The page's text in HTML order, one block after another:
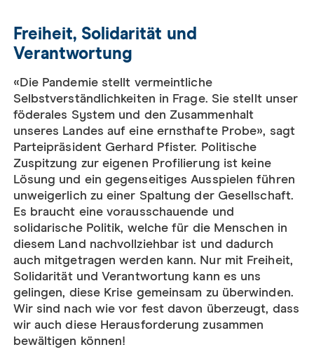
Freiheit, Solidarität und
Verantwortung
«Die Pandemie stellt vermeintliche
Selbstverständlichkeiten in Frage. Sie stellt unser
föderales System und den Zusammenhalt
unseres Landes auf eine ernsthafte Probe», sagt
Parteipräsident Gerhard Pfister. Politische
Zuspitzung zur eigenen Profilierung ist keine
Lösung und ein gegenseitiges Ausspielen führen
unweigerlich zu einer Spaltung der Gesellschaft.
Es braucht eine vorausschauende und
solidarische Politik, welche für die Menschen in
diesem Land nachvollziehbar ist und dadurch
auch mitgetragen werden kann. Nur mit Freiheit,
Solidarität und Verantwortung kann es uns
gelingen, diese Krise gemeinsam zu überwinden.
Wir sind nach wie vor fest davon überzeugt, dass
wir auch diese Herausforderung zusammen
bewältigen können!